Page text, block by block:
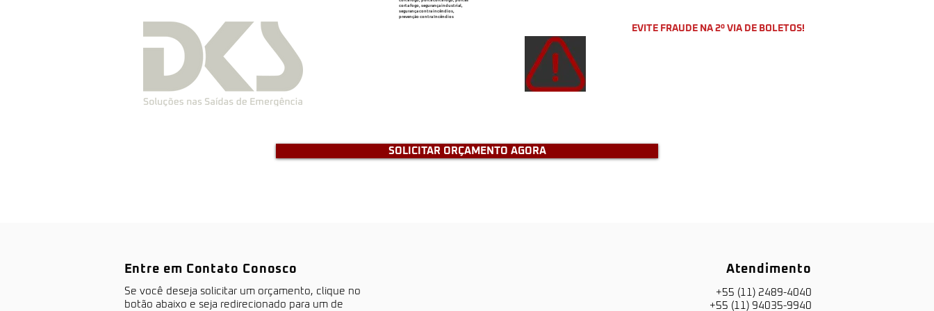
corta fogo, segurança industrial,
segurança contra incêndios,
prevenção contra Incêndios
EVITE FRAUDE NA 2º VIA DE BOLETOS!
SOLICITAR ORÇAMENTO AGORA
Entre em Contato Conosco
S​e você deseja solicitar um orçamento, clique no
botão abaixo e seja redirecionado para um de
Atendimento
+55 (11) 2489-4040
+55 (11) 94035-9940